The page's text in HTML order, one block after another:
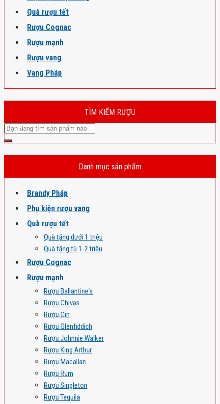
Quà rượu tết
Rượu Cognac
Rượu mạnh
Rượu vang
Vang Pháp
TÌM KIẾM RƯỢU
Danh mục sản phẩm
Brandy Pháp
Phụ kiện rượu vang
Quà rượu tết
Quà tặng dưới 1 triệu
Quà tặng từ 1-2 triệu
Rượu Cognac
Rượu mạnh
Rượu Ballantine's
Rượu Chivas
Rượu Gin
Rượu Glenfiddich
Rượu Johnnie Walker
Rượu King Arthur
Rượu Macallan
Rượu Rum
Rượu Singleton
Rượu Tequila